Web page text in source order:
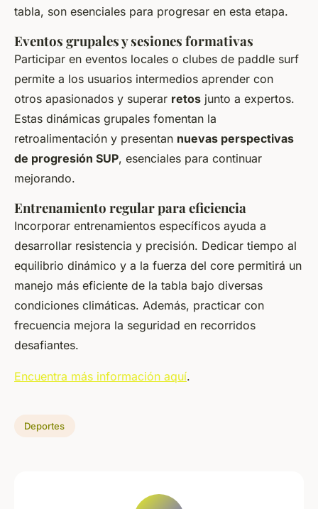
tabla, son esenciales para progresar en esta etapa.
Eventos grupales y sesiones formativas
Participar en eventos locales o clubes de paddle surf
permite a los usuarios intermedios aprender con
otros apasionados y superar retos junto a expertos.
Estas dinámicas grupales fomentan la
retroalimentación y presentan nuevas perspectivas
de progresión SUP, esenciales para continuar
mejorando.
Entrenamiento regular para eficiencia
Incorporar entrenamientos específicos ayuda a
desarrollar resistencia y precisión. Dedicar tiempo al
equilibrio dinámico y a la fuerza del core permitirá un
manejo más eficiente de la tabla bajo diversas
condiciones climáticas. Además, practicar con
frecuencia mejora la seguridad en recorridos
desafiantes.
Encuentra más información aquí.
Deportes